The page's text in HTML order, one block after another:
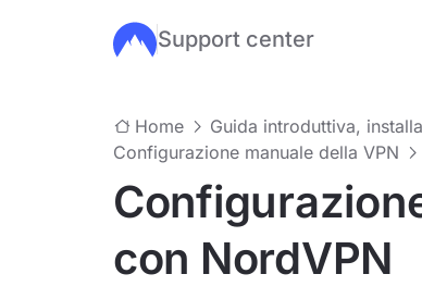
Salta al contenuto principale
Support center
Home
Guida introduttiva,
Configurazione manuale della VPN
con NordVPN